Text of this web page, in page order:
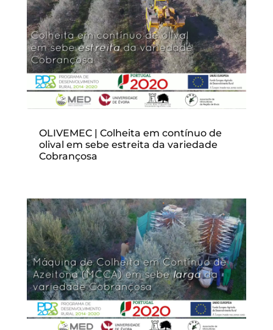
OLIVEMEC | Colheita em contínuo de
olival em sebe estreita da variedade
Cobrançosa